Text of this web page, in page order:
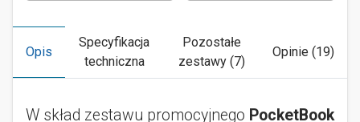
Opis
Specyfikacja
techniczna
Pozostałe
zestawy (7)
Opinie (19)
W skład zestawu promocyjnego PocketBook